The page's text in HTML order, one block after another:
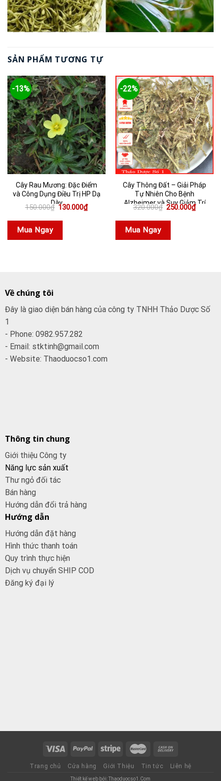
SẢN PHẨM TƯƠNG TỰ
-13%
Cây Rau Mương: Đặc Điểm
và Công Dụng Điều Trị HP Dạ
Dày
150.000₫ Giá
là:
130.000₫Giá
hiện
Mua Ngay
-22%
Cây Thông Đất – Giải Pháp
Tự Nhiên Cho Bệnh
Alzheimer và Suy Giảm Trí
Nhớ
320.000₫ Giá
là:
250.000₫Giá
hiện
Mua Ngay
Về chúng tôi
Đây là giao diện bán hàng của công ty TNHH Thảo Dược Số
1
- Phone: 0982.957.282
- Email: stktinh@gmail.com
- Website: Thaoduocso1.com
Thông tin chung
Giới thiệu Công ty
Năng lực sản xuất
Thư ngỏ đối tác
Bán hàng
Hướng dẫn đổi trả hàng
Hướng dẫn
Hướng dẫn đặt hàng
Hình thức thanh toán
Quy trình thực hiện
Dịch vụ chuyển SHIP COD
Đăng ký đại lý
Trang chủ Cửa hàng Giới Thiệu Tin tức Liên hệ
Thiết kế web bởi: Thaoduocso1.Com